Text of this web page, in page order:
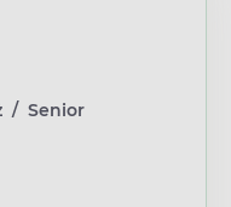
/ Senior